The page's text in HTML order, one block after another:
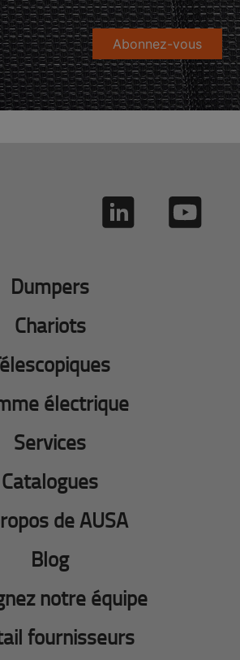
Abonnez-vous
Dumpers
Chariots
électrique
Services
Catalogues
de AUSA
Blog
notre équipe
fournisseurs